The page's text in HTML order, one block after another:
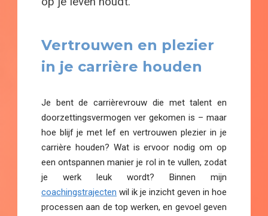
Vertrouwen en plezier
in je carrière houden
Je bent de carrièrevrouw die met talent en
doorzettingsvermogen ver gekomen is – maar
hoe blijf je met lef en vertrouwen plezier in je
carrière houden? Wat is ervoor nodig om op
een ontspannen manier je rol in te vullen, zodat
je werk leuk wordt? Binnen mijn
coachingstrajecten wil ik je inzicht geven in hoe
processen aan de top werken, en gevoel geven